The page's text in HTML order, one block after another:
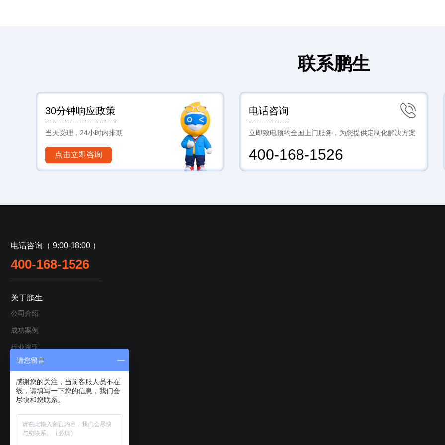
联系鹏生
30分钟响应政策
当天受理，24小时内排期
点击立即咨询
电话咨询
立即致电预约全国上门服务，为您提供定制化解决方案
400-168-1526
电话咨询（ 9:00-18:00 ）
400-168-1526
关于鹏生
公司介绍
成功案例
行业资讯
服务政策
退款理赔机制
联系我们
关注我们
请您留言
感谢您的关注，当前客服人员不在
线，请填写一下您的信息，我们会
尽快和您联系。